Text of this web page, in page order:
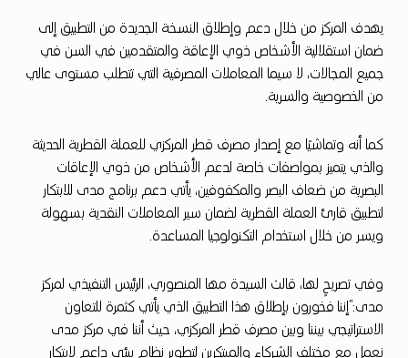
و
ن
ي
ق
ا
ر
ئ
ل
ع
يهدف المركز من خلال دعم وإطلاق النسخة الجديدة من التطبيق إلى
ضمان استقلالية الأشخاص ذوي الإعاقة والمتقدمين في السن في
جميع المجالات، لا سيما المعاملات المصرفية التي تتطلب مستوى عالي
من الخصوصية والسرية.
كما أنه وتماشيًا مع إصدار مصرف قطر المركزي للعملة القطرية الحديثة
والذي يتميز بمواصفات خاصة لدعم الأشخاص من ذوي الإعاقات
البصرية من ضعاف البصر والمكفوفين، يأتي دعم برنامج مدى للابتكار
لتطبيق قارئ العملة القطرية لضمان سير المعاملات النقدية بسهولة
ويسر من خلال استخدام التكنولوجيا المساعدة.
وفي تصريحٍ لها، قالت السيدة مها المنصوري، الرئيس التنفيذي لمركز
مدى:”إننا فخورون بإطلاق هذا التطبيق الذي يأتي كثمرة للتعاون
الاستراتيجي بيننا وبين مصرف قطر المركزي، حيث أننا في مركز مدى
نعمل مع مختلف الشركاء والمبتكرين لتطوير نظام بيئي داعم لابتكار